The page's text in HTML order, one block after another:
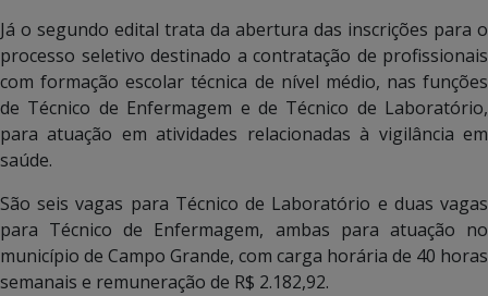
Já o segundo edital trata da abertura das inscrições para o
processo seletivo destinado a contratação de profissionais
com formação escolar técnica de nível médio, nas funções
de Técnico de Enfermagem e de Técnico de Laboratório,
para atuação em atividades relacionadas à vigilância em
saúde.
São seis vagas para Técnico de Laboratório e duas vagas
para Técnico de Enfermagem, ambas para atuação no
município de Campo Grande, com carga horária de 40 horas
semanais e remuneração de R$ 2.182,92.